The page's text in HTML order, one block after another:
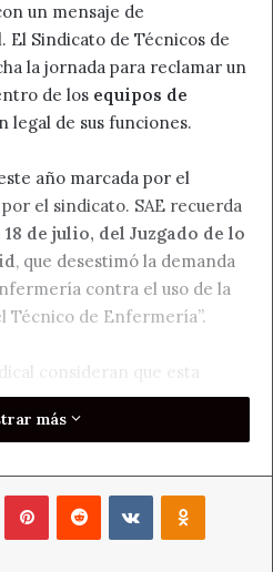
un mensaje de
Sindicato de Técnicos de
la jornada para reclamar un
de los equipos de
legal de sus funciones.
año marcada por el
el sindicato. SAE recuerda
de julio, del Juzgado de lo
, que desestimó la demanda
contra el uso de la
Técnico de Enfermería”.
consideran que esta
a celebrar el12 de mayo
embargo, advierten de que la
direcciones de
sanitarias.
más
PinterestReddit VKontakte